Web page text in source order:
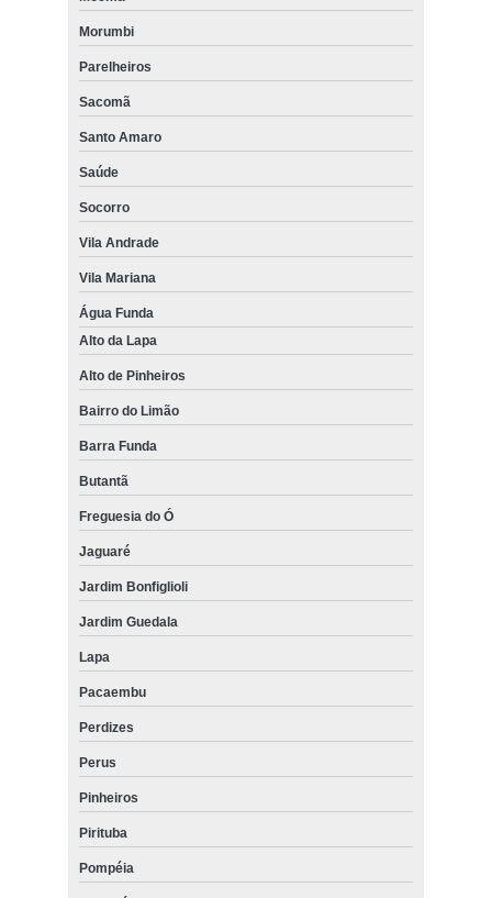
Morumbi
Parelheiros
Sacomã
Santo Amaro
Saúde
Socorro
Vila Andrade
Vila Mariana
Água Funda
Alto da Lapa
Alto de Pinheiros
Bairro do Limão
Barra Funda
Butantã
Freguesia do Ó
Jaguaré
Jardim Bonfiglioli
Jardim Guedala
Lapa
Pacaembu
Perdizes
Perus
Pinheiros
Pirituba
Pompéia